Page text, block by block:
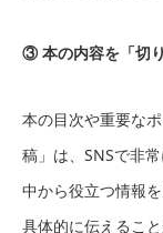
③ 本の内容を「切
本の目次や重要な
稿」は、SNSで非
中から役立つ情報
具体的に伝えるこ